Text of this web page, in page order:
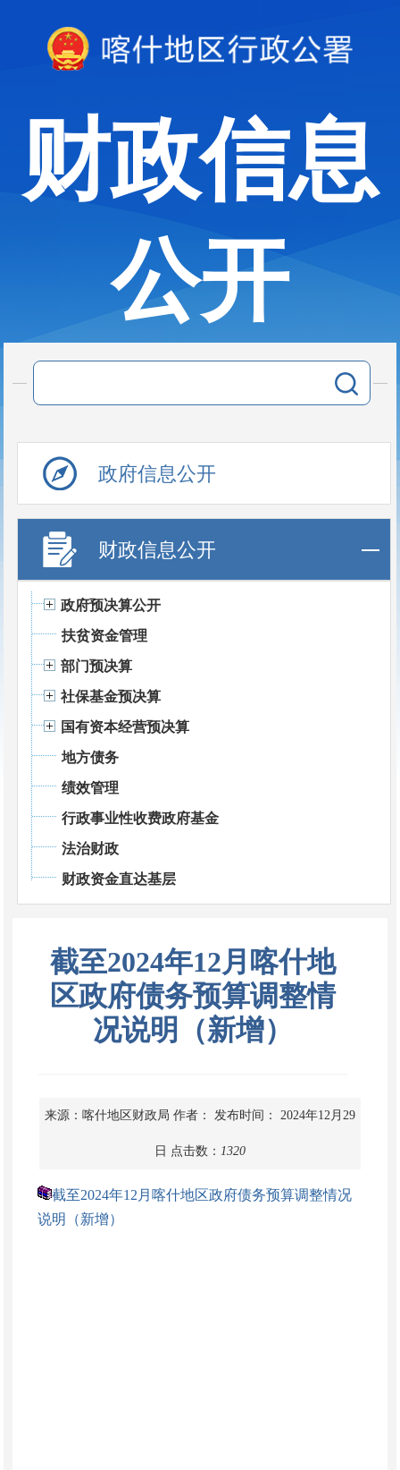
财政信息
公开
政府信息公开
财政信息公开
政府预决算公开
扶贫资金管理
部门预决算
社保基金预决算
国有资本经营预决算
地方债务
绩效管理
行政事业性收费政府基金
法治财政
财政资金直达基层
截至2024年12月喀什地
区政府债务预算调整情
况说明（新增）
来源：喀什地区财政局 作者： 发布时间： 2024年12月29
日 点击数： 1320
截至2024年12月喀什地区政府债务预算调整情况
说明（新增）